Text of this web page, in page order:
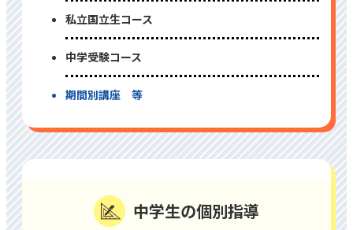
私⽴国⽴⽣コース
中学受験コース
期間別講座 等
中学⽣の個別指導